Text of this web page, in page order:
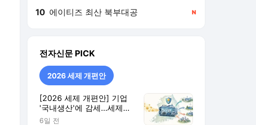
10 에이티즈 최산 북부대공
전자신문 PICK
2026 세제 개편안
[2026 세제 개편안] 기업
'국내생산'에 감세…세제로
산업·자금 지방행 유도
6일 전